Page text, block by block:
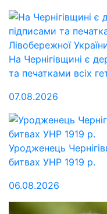
На Чернігівщині є
та печатками всіх
07.08.2026
Уродженець
битвах УНР 1919 р.
06.08.2026